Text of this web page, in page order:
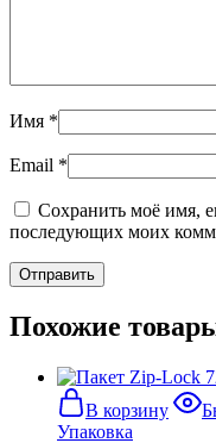
Имя *
Email *
Сохранить моё имя,
последующих моих
Похожие
В корзину
Упаковка